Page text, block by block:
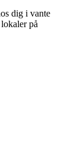
dig i vante
på